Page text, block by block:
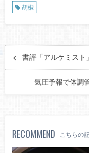
胡椒
書評「アルケミスト
気圧予報で体調
RECOMMEND こちらの